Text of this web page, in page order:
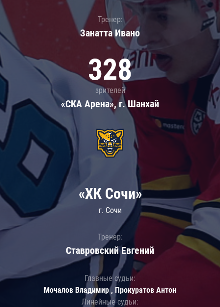
Тренер:
Занатта Иванo
328
зрителей
«СКА Арена», г. Шанхай
«ХК Сочи»
г. Сочи
Тренер:
Ставровский Евгений
Главные судьи:
Мочалов Владимир , Прокуратов Антон
Линейные судьи: